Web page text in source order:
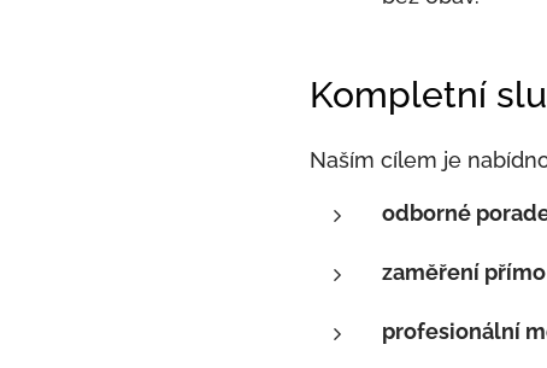
Kompletní
Naším cílem je
odborné
zaměření
profesionální